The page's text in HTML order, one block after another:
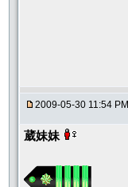
2009-05-30 11:54 PM
葳妹妹